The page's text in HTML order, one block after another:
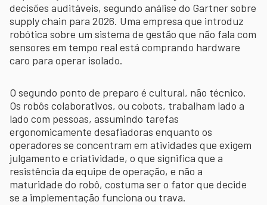
decisões auditáveis, segundo análise do Gartner sobre
supply chain para 2026. Uma empresa que introduz
robótica sobre um sistema de gestão que não fala com
sensores em tempo real está comprando hardware
caro para operar isolado.
O segundo ponto de preparo é cultural, não técnico.
Os robôs colaborativos, ou cobots, trabalham lado a
lado com pessoas, assumindo tarefas
ergonomicamente desafiadoras enquanto os
operadores se concentram em atividades que exigem
julgamento e criatividade, o que significa que a
resistência da equipe de operação, e não a
maturidade do robô, costuma ser o fator que decide
se a implementação funciona ou trava.